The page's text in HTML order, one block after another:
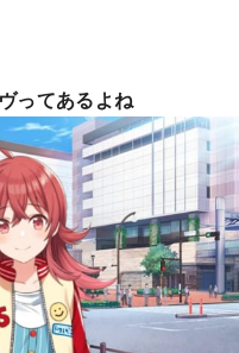
ってあるよね